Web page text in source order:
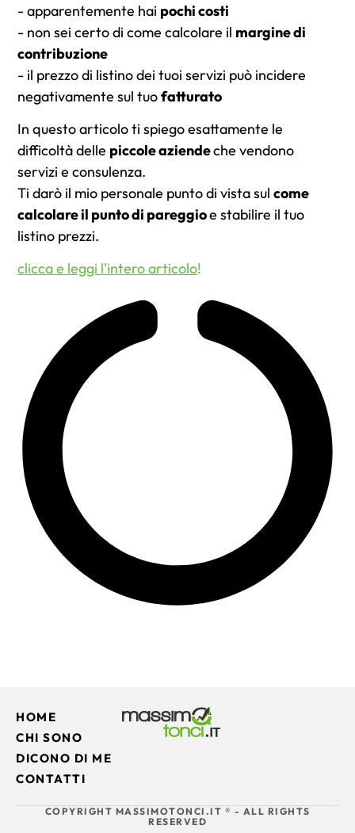
- apparentemente hai pochi costi
- non sei certo di come calcolare il margine di
contribuzione
- il prezzo di listino dei tuoi servizi può incidere
negativamente sul tuofatturato
In questo articolo ti spiego esattamente le
difficoltà delle piccole aziendeche vendono
servizi e consulenza.
Ti darò il mio personale punto di vista sulcome
calcolare il punto di pareggioe stabilire il tuo
listino prezzi.
clicca e leggi l'intero articolo!
HOME
CHI SONO
DICONO DI ME
CONTATTI
COPYRIGHT MASSIMOTONCI.IT ® - ALL RIGHTS
RESERVED